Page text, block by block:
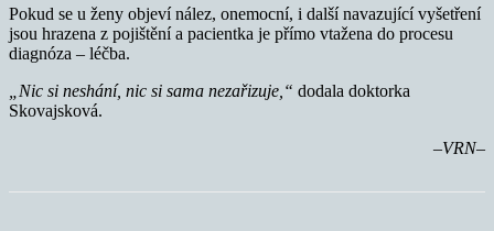
Pokud se u ženy objeví nález, onemocní, i další navazující vyšetření
jsou hrazena z pojištění a pacientka je přímo vtažena do procesu
diagnóza – léčba.
„Nic si neshání, nic si sama nezařizuje,“ dodala doktorka
Skovajsková.
–VRN–